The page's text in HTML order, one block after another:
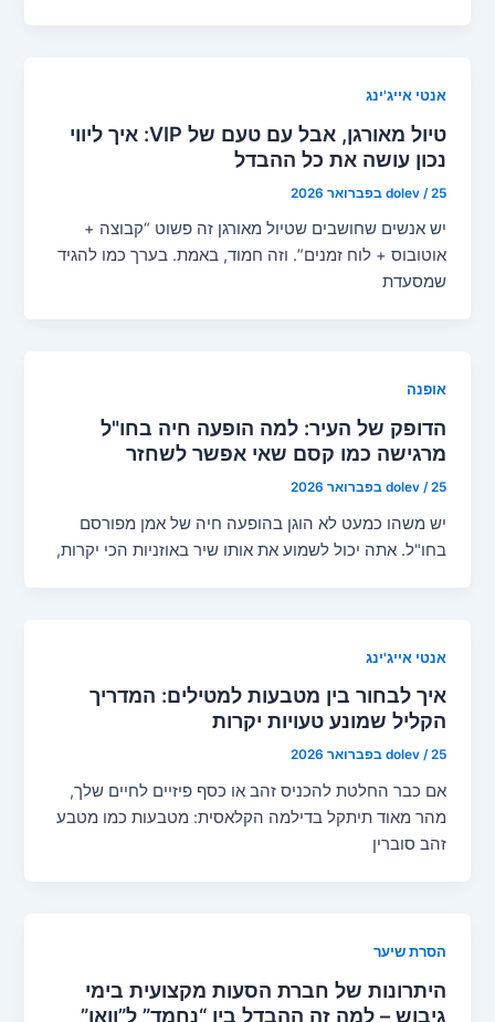
אנטי אייג'ינג
טיול מאורגן, אבל עם טעם של VIP: איך ליווי
נכון עושה את כל ההבדל
dolev /25 בפברואר 2026
יש אנשים שחושבים שטיול מאורגן זה פשוט “קבוצה +
אוטובוס + לוח זמנים”. וזה חמוד, באמת. בערך כמו להגיד
שמסעדת
אופנה
הדופק של העיר: למה הופעה חיה בחו"ל
מרגישה כמו קסם שאי אפשר לשחזר
dolev /25 בפברואר 2026
יש משהו כמעט לא הוגן בהופעה חיה של אמן מפורסם
בחו"ל. אתה יכול לשמוע את אותו שיר באוזניות הכי יקרות,
אנטי אייג'ינג
איך לבחור בין מטבעות למטילים: המדריך
הקליל שמונע טעויות יקרות
dolev /25 בפברואר 2026
אם כבר החלטת להכניס זהב או כסף פיזיים לחיים שלך,
מהר מאוד תיתקל בדילמה הקלאסית: מטבעות כמו מטבע
זהב סוברין
הסרת שיער
היתרונות של חברת הסעות מקצועית בימי
גיבוש – למה זה ההבדל בין “נחמד” ל”וואו”